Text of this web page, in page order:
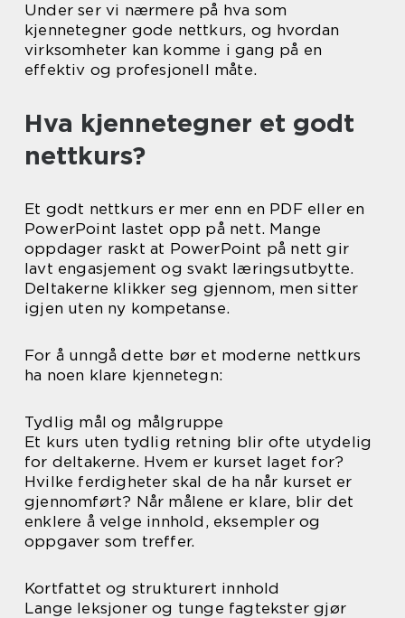
Under ser vi nærmere på hva som
kjennetegner gode nettkurs, og hvordan
virksomheter kan komme i gang på en
effektiv og profesjonell måte.
Hva kjennetegner et godt
nettkurs?
Et godt nettkurs er mer enn en PDF eller en
PowerPoint lastet opp på nett. Mange
oppdager raskt at PowerPoint på nett gir
lavt engasjement og svakt læringsutbytte.
Deltakerne klikker seg gjennom, men sitter
igjen uten ny kompetanse.
For å unngå dette bør et moderne nettkurs
ha noen klare kjennetegn:
Tydlig mål og målgruppe
Et kurs uten tydlig retning blir ofte utydelig
for deltakerne. Hvem er kurset laget for?
Hvilke ferdigheter skal de ha når kurset er
gjennomført? Når målene er klare, blir det
enklere å velge innhold, eksempler og
oppgaver som treffer.
Kortfattet og strukturert innhold
Lange leksjoner og tunge fagtekster gjør